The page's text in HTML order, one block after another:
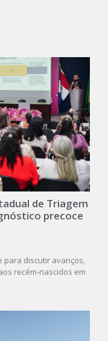
de Triagem
precoce
para discutir avanços,
recém-nascidos em